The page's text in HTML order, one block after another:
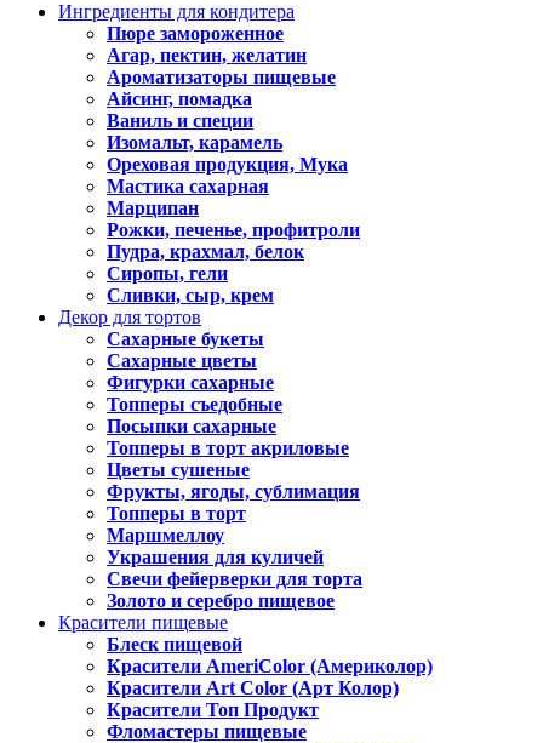
Ингредиенты для кондитера
Пюре замороженное
Агар, пектин, желатин
Ароматизаторы пищевые
Айсинг, помадка
Ваниль и специи
Изомальт, карамель
Ореховая продукция, Мука
Мастика сахарная
Марципан
Рожки, печенье, профитроли
Пудра, крахмал, белок
Сиропы, гели
Сливки, сыр, крем
Декор для тортов
Сахарные букеты
Сахарные цветы
Фигурки сахарные
Топперы съедобные
Посыпки сахарные
Топперы в торт акриловые
Цветы сушеные
Фрукты, ягоды, сублимация
Топперы в торт
Маршмеллоу
Украшения для куличей
Свечи фейерверки для торта
Золото и серебро пищевое
Красители пищевые
Блеск пищевой
Красители AmeriColor (Америколор)
Красители Art Color (Арт Колор)
Красители Топ Продукт
Фломастеры пищевые